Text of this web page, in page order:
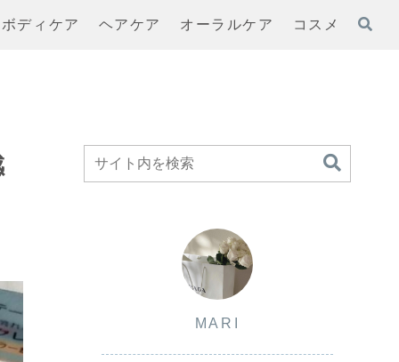
ボディケア ヘアケア オーラルケア コスメ
MARI